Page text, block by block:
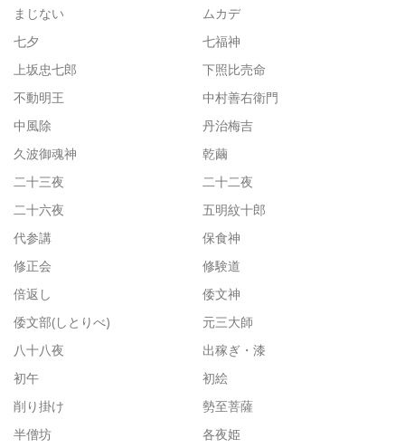
まじない
ムカデ
七夕
七福神
上坂忠七郎
下照比売命
不動明王
中村善右衛門
中風除
丹治梅吉
久波御魂神
乾繭
二十三夜
二十二夜
二十六夜
五明紋十郎
代参講
保食神
修正会
修験道
倍返し
倭文神
倭文部(しとりべ)
元三大師
八十八夜
出稼ぎ・漆
初午
初絵
削り掛け
勢至菩薩
半僧坊
各夜姫